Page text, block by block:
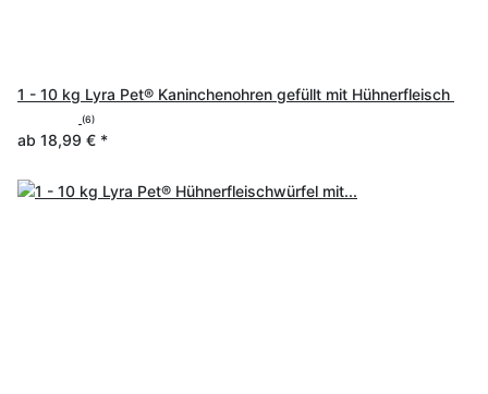
1 - 10 kg Lyra Pet® Kaninchenohren gefüllt mit Hühnerfleisch
(6)
ab 18,99 € *